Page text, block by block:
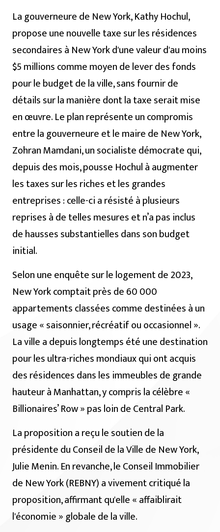
La gouverneure de New York, Kathy Hochul,
propose une nouvelle taxe sur les résidences
secondaires à New York d'une valeur d'au moins
$5 millions comme moyen de lever des fonds
pour le budget de la ville, sans fournir de
détails sur la manière dont la taxe serait mise
en œuvre. Le plan représente un compromis
entre la gouverneure et le maire de New York,
Zohran Mamdani, un socialiste démocrate qui,
depuis des mois, pousse Hochul à augmenter
les taxes sur les riches et les grandes
entreprises : celle-ci a résisté à plusieurs
reprises à de telles mesures et n’a pas inclus
de hausses substantielles dans son budget
initial.
Selon une enquête sur le logement de 2023,
New York comptait près de 60 000
appartements classées comme destinées à un
usage « saisonnier, récréatif ou occasionnel ».
La ville a depuis longtemps été une destination
pour les ultra-riches mondiaux qui ont acquis
des résidences dans les immeubles de grande
hauteur à Manhattan, y compris la célèbre «
Billionaires’ Row » pas loin de Central Park.
La proposition a reçu le soutien de la
présidente du Conseil de la Ville de New York,
Julie Menin. En revanche, le Conseil Immobilier
de New York (REBNY) a vivement critiqué la
proposition, affirmant qu'elle « affaiblirait
l'économie » globale de la ville.